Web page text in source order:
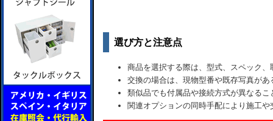
選び方と注意点
商品を選択する際は、型式、スペック
交換の場合は、現物型番や既存写真が
類似品でも付属品や接続方式が異なるこ
関連オプションの同時手配により施工